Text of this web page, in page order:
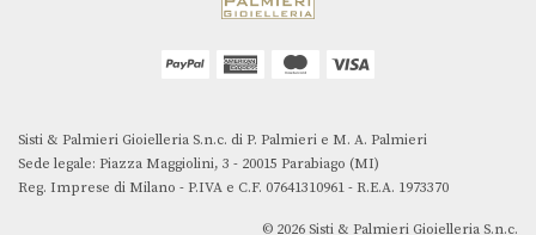
Sisti & Palmieri Gioielleria S.n.c. di P. Palmieri e M. A. Palmieri
Sede legale: Piazza Maggiolini, 3 - 20015 Parabiago (MI)
Reg. Imprese di Milano - P.IVA e C.F. 07641310961 - R.E.A. 1973370
© 2026 Sisti & Palmieri Gioielleria S.n.c.